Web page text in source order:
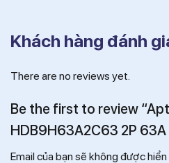
Khách hàng đánh
There are no reviews yet.
Be the first to review
HDB9H63A2C63 2P 63A
Email của bạn sẽ không được